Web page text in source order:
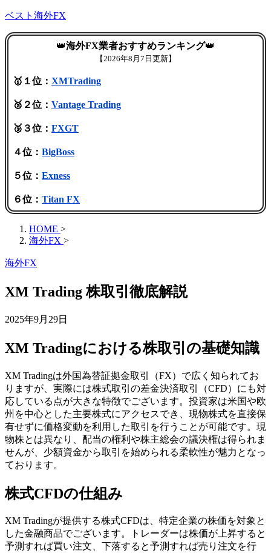
ベスト海外FX
👑海外FX業者おすすめランキング👑
【2026年8月7日更新】
🥇１位： XMTrading
🥈２位： Vantage Trading
🥉３位： FXGT
４位： BigBoss
５位： Exness
６位： Titan FX
HOME >
海外FX >
海外FX
XM Trading 株取引徹底解説
2025年9月29日
XM Tradingにおける株取引の基礎知識
XM Tradingは外国為替証拠金取引（FX）で広く知られてお
りますが、実際には株式取引の差金決済取引（CFD）にも対
応している点が大きな特徴でございます。投資家は米国や欧
州を中心とした主要株式にアクセスでき、現物株式を直接保
有せずに価格変動を利用した取引を行うことが可能です。現
物株とは異なり、配当の権利や株主総会の議決権は得られま
せんが、少額資金から取引を始められる柔軟性が魅力となっ
ております。
株式CFDの仕組み
XM Tradingが提供する株式CFDは、特定企業の株価を対象と
した金融商品でございます。トレーダーは株価が上昇すると
予測すれば買い注文、下落すると予測すれば売り注文を行